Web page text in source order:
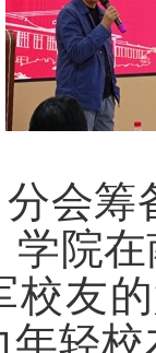
会筹
学院
友
年轻